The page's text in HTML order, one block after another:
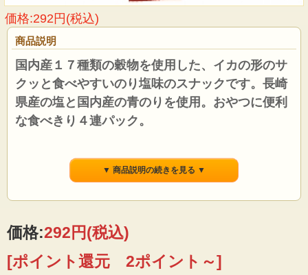
価格:292円(税込)
商品説明
国内産１７種類の穀物を使用した、イカの形のサ
クッと食べやすいのり塩味のスナックです。長崎
県産の塩と国内産の青のりを使用。おやつに便利
な食べきり４連パック。
●メイシーちゃんのおきにいりシリーズは原材料のもつ自然なおいしさにこだわり
●国内産１７種類の穀物を使用した、イカの形のサクッと食べやすいのり塩味のス
●長崎県産の塩と国内産の青のりを使用。
●メイシーちゃんといっしょに楽しいおやつタイム！
●対象
▼ 商品説明の続きを見る ▼
価格:292円(税込)
[ポイント還元 2ポイント～]